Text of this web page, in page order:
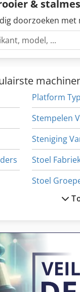
&
doorzoeken
Platform
Steniging
Stoel
Stoel
Stof
Stro